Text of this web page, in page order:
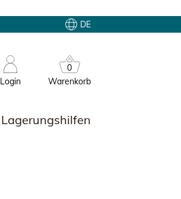
DE
Login
0
Warenkorb
Lagerungshilfen